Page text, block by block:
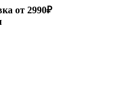
от 2990₽